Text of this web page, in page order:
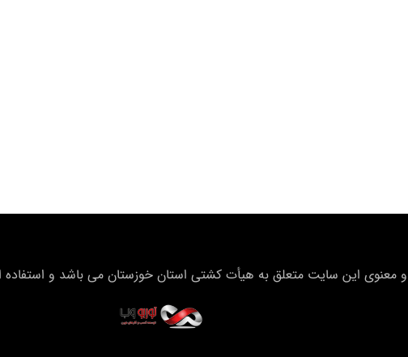
معنوی این سایت متعلق به هیأت كشتی استان خوزستان می باشد و استفاده